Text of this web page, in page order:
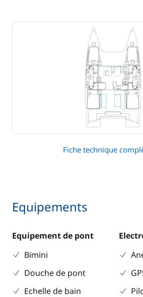
Fiche technique
Equipements
Equipement de pont
Bimini
Douche de pont
Echelle de bain